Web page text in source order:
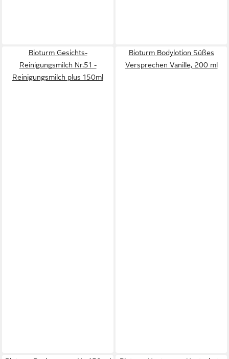
Bioturm Gesichts-
Reinigungsmilch Nr.51 -
Reinigungsmilch plus 150ml
Bioturm Bodylotion Süßes
Versprechen Vanille, 200 ml